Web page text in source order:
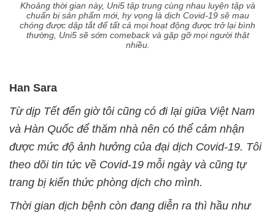
Khoảng thời gian này, Uni5 tập trung cùng nhau luyện tập và
chuẩn bị sản phẩm mới, hy vọng là dịch Covid-19 sẽ mau
chóng được dập tắt để tất cả mọi hoạt động được trở lại bình
thường, Uni5 sẽ sớm comeback và gặp gỡ mọi người thật
nhiều.
Han Sara
Từ dịp Tết đến giờ tôi cũng có đi lại giữa Việt Nam
và Hàn Quốc để thăm nhà nên có thể cảm nhận
được mức độ ảnh hưởng của đại dịch Covid-19. Tôi
theo dõi tin tức về Covid-19 mỗi ngày và cũng tự
trang bị kiến thức phòng dịch cho mình.
Thời gian dịch bệnh còn đang diễn ra thì hầu như